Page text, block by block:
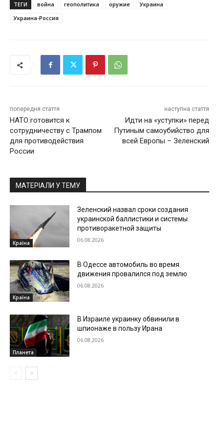
ТЕГИ война геополитика оружие
Украина
Украина-Россия
попередня стаття
НАТО готовится к
сотрудничеству с Трампом
для противодействия
России
наступна стаття
Идти на «уступки» перед
Путиным самоубийство для
всей Европы – Зеленский
МАТЕРІАЛИ У ТЕМУ
Країна
Зеленский назвал сроки создания
украинской баллистики и системы
противоракетной защиты
06.08.2026
Країна
В Одессе автомобиль во время
движения провалился под землю
06.08.2026
Планета
В Израиле украинку обвинили в
шпионаже в пользу Ирана
06.08.2026